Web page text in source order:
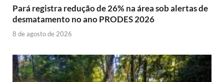
Pará registra redução de 26% na área sob alertas de
desmatamento no ano PRODES 2026
8 de agosto de 2026